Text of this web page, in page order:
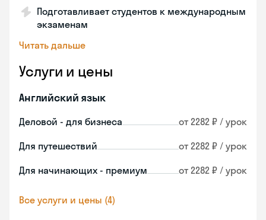
Подготавливает студентов к международным
экзаменам
Читать дальше
Услуги и цены
Английский язык
Деловой - для бизнеса от 2282 ₽ / урок
Для путешествий от 2282 ₽ / урок
Для начинающих - премиум от 2282 ₽ / урок
Все услуги и цены (4)